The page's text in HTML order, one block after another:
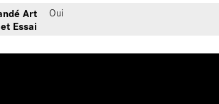
Art
et Essai
Oui